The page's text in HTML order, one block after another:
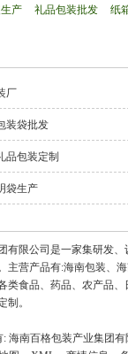
产 礼品包装批发 纸
厂
装袋批发
品包装定制
袋生产
有限公司是一家集研发
主营产品有:海南包装、
类食品、药品、农产品
制。
: 海南百格包装产业集团有